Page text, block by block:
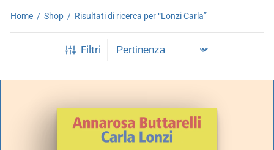
Home / Shop / Risultati di ricerca per “Lonzi Carla”
Filtri
DI LETTURA